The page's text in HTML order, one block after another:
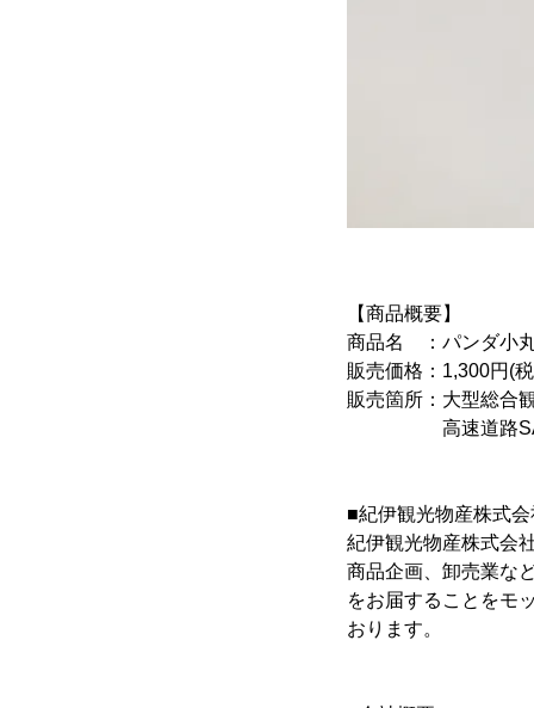
【商品概要】
商品名 ：パンダ小
販売価格：1,300円(
販売箇所：大型総合
高速道路SA・
■紀伊観光物産株式
紀伊観光物産株式会
商品企画、卸売業な
をお届することをモ
おります。